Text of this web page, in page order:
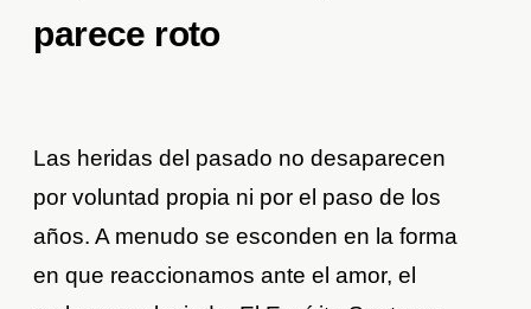
parece roto
Las heridas del pasado no desaparecen
por voluntad propia ni por el paso de los
años. A menudo se esconden en la forma
en que reaccionamos ante el amor, el